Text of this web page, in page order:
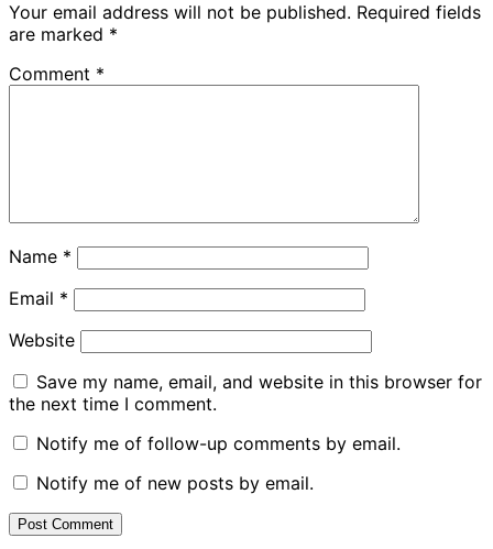
Your email address will not be published. Required fields
are marked *
Comment *
Name *
Email *
Website
Save my name, email, and website in this browser for
the next time I comment.
Notify me of follow-up comments by email.
Notify me of new posts by email.